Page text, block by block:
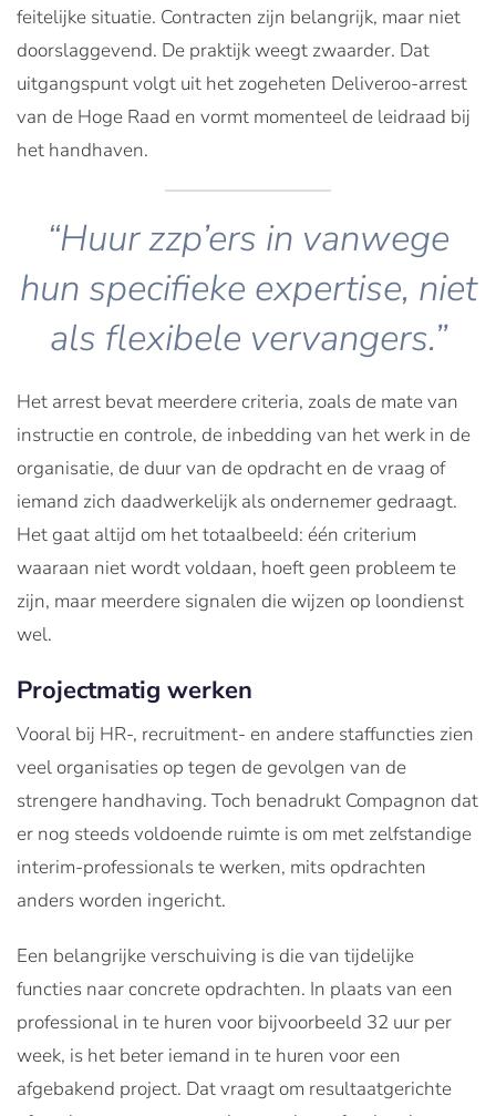
feitelijke situatie. Contracten zijn belangrijk, maar niet
doorslaggevend. De praktijk weegt zwaarder. Dat
uitgangspunt volgt uit het zogeheten Deliveroo-arrest
van de Hoge Raad en vormt momenteel de leidraad bij
het handhaven.
“Huur zzp’ers in vanwege
hun specifieke expertise, niet
als flexibele vervangers.”
Het arrest bevat meerdere criteria, zoals de mate van
instructie en controle, de inbedding van het werk in de
organisatie, de duur van de opdracht en de vraag of
iemand zich daadwerkelijk als ondernemer gedraagt.
Het gaat altijd om het totaalbeeld: één criterium
waaraan niet wordt voldaan, hoeft geen probleem te
zijn, maar meerdere signalen die wijzen op loondienst
wel.
Projectmatig werken
Vooral bij HR-, recruitment- en andere staffuncties zien
veel organisaties op tegen de gevolgen van de
strengere handhaving. Toch benadrukt Compagnon dat
er nog steeds voldoende ruimte is om met zelfstandige
interim-professionals te werken, mits opdrachten
anders worden ingericht.
Een belangrijke verschuiving is die van tijdelijke
functies naar concrete opdrachten. In plaats van een
professional in te huren voor bijvoorbeeld 32 uur per
week, is het beter iemand in te huren voor een
afgebakend project. Dat vraagt om resultaatgerichte